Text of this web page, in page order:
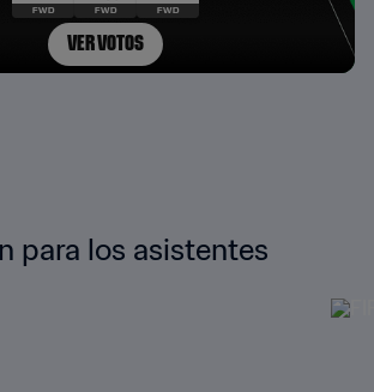
para los asistentes